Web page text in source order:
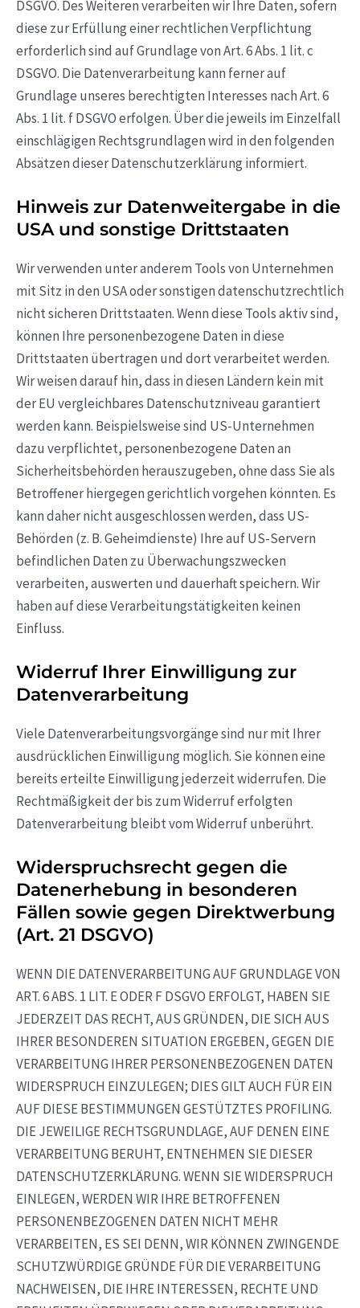
DSGVO. Des Weiteren verarbeiten wir Ihre Daten, sofern
diese zur Erfüllung einer rechtlichen Verpflichtung
erforderlich sind auf Grundlage von Art. 6 Abs. 1 lit. c
DSGVO. Die Datenverarbeitung kann ferner auf
Grundlage unseres berechtigten Interesses nach Art. 6
Abs. 1 lit. f DSGVO erfolgen. Über die jeweils im Einzelfall
einschlägigen Rechtsgrundlagen wird in den folgenden
Absätzen dieser Datenschutzerklärung informiert.
Hinweis zur Datenweitergabe in die
USA und sonstige Drittstaaten
Wir verwenden unter anderem Tools von Unternehmen
mit Sitz in den USA oder sonstigen datenschutzrechtlich
nicht sicheren Drittstaaten. Wenn diese Tools aktiv sind,
können Ihre personenbezogene Daten in diese
Drittstaaten übertragen und dort verarbeitet werden.
Wir weisen darauf hin, dass in diesen Ländern kein mit
der EU vergleichbares Datenschutzniveau garantiert
werden kann. Beispielsweise sind US-Unternehmen
dazu verpflichtet, personenbezogene Daten an
Sicherheitsbehörden herauszugeben, ohne dass Sie als
Betroffener hiergegen gerichtlich vorgehen könnten. Es
kann daher nicht ausgeschlossen werden, dass US-
Behörden (z. B. Geheimdienste) Ihre auf US-Servern
befindlichen Daten zu Überwachungszwecken
verarbeiten, auswerten und dauerhaft speichern. Wir
haben auf diese Verarbeitungstätigkeiten keinen
Einfluss.
Widerruf Ihrer Einwilligung zur
Datenverarbeitung
Viele Datenverarbeitungsvorgänge sind nur mit Ihrer
ausdrücklichen Einwilligung möglich. Sie können eine
bereits erteilte Einwilligung jederzeit widerrufen. Die
Rechtmäßigkeit der bis zum Widerruf erfolgten
Datenverarbeitung bleibt vom Widerruf unberührt.
Widerspruchsrecht gegen die
Datenerhebung in besonderen
Fällen sowie gegen Direktwerbung
(Art. 21 DSGVO)
WENN DIE DATENVERARBEITUNG AUF GRUNDLAGE VON
ART. 6 ABS. 1 LIT. E ODER F DSGVO ERFOLGT, HABEN SIE
JEDERZEIT DAS RECHT, AUS GRÜNDEN, DIE SICH AUS
IHRER BESONDEREN SITUATION ERGEBEN, GEGEN DIE
VERARBEITUNG IHRER PERSONENBEZOGENEN DATEN
WIDERSPRUCH EINZULEGEN; DIES GILT AUCH FÜR EIN
AUF DIESE BESTIMMUNGEN GESTÜTZTES PROFILING.
DIE JEWEILIGE RECHTSGRUNDLAGE, AUF DENEN EINE
VERARBEITUNG BERUHT, ENTNEHMEN SIE DIESER
DATENSCHUTZERKLÄRUNG. WENN SIE WIDERSPRUCH
EINLEGEN, WERDEN WIR IHRE BETROFFENEN
PERSONENBEZOGENEN DATEN NICHT MEHR
VERARBEITEN, ES SEI DENN, WIR KÖNNEN ZWINGENDE
SCHUTZWÜRDIGE GRÜNDE FÜR DIE VERARBEITUNG
NACHWEISEN, DIE IHRE INTERESSEN, RECHTE UND